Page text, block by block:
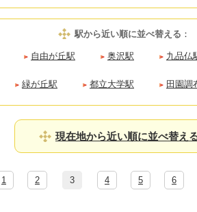
駅から近い順に並べ替える ：
自由が丘駅 奥沢駅 九品仏
緑が丘駅 都立大学駅 田園調
現在地から近い順に並べ替え
1 2 3 4 5 6